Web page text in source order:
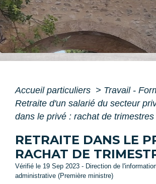
Accueil particuliers > Travail -
Retraite d'un salarié du secteur
dans le privé : rachat de trimestres
RETRAITE DANS LE
RACHAT DE
Vérifié le 19 Sep 2023 - Direction de
administrative (Première ministre)